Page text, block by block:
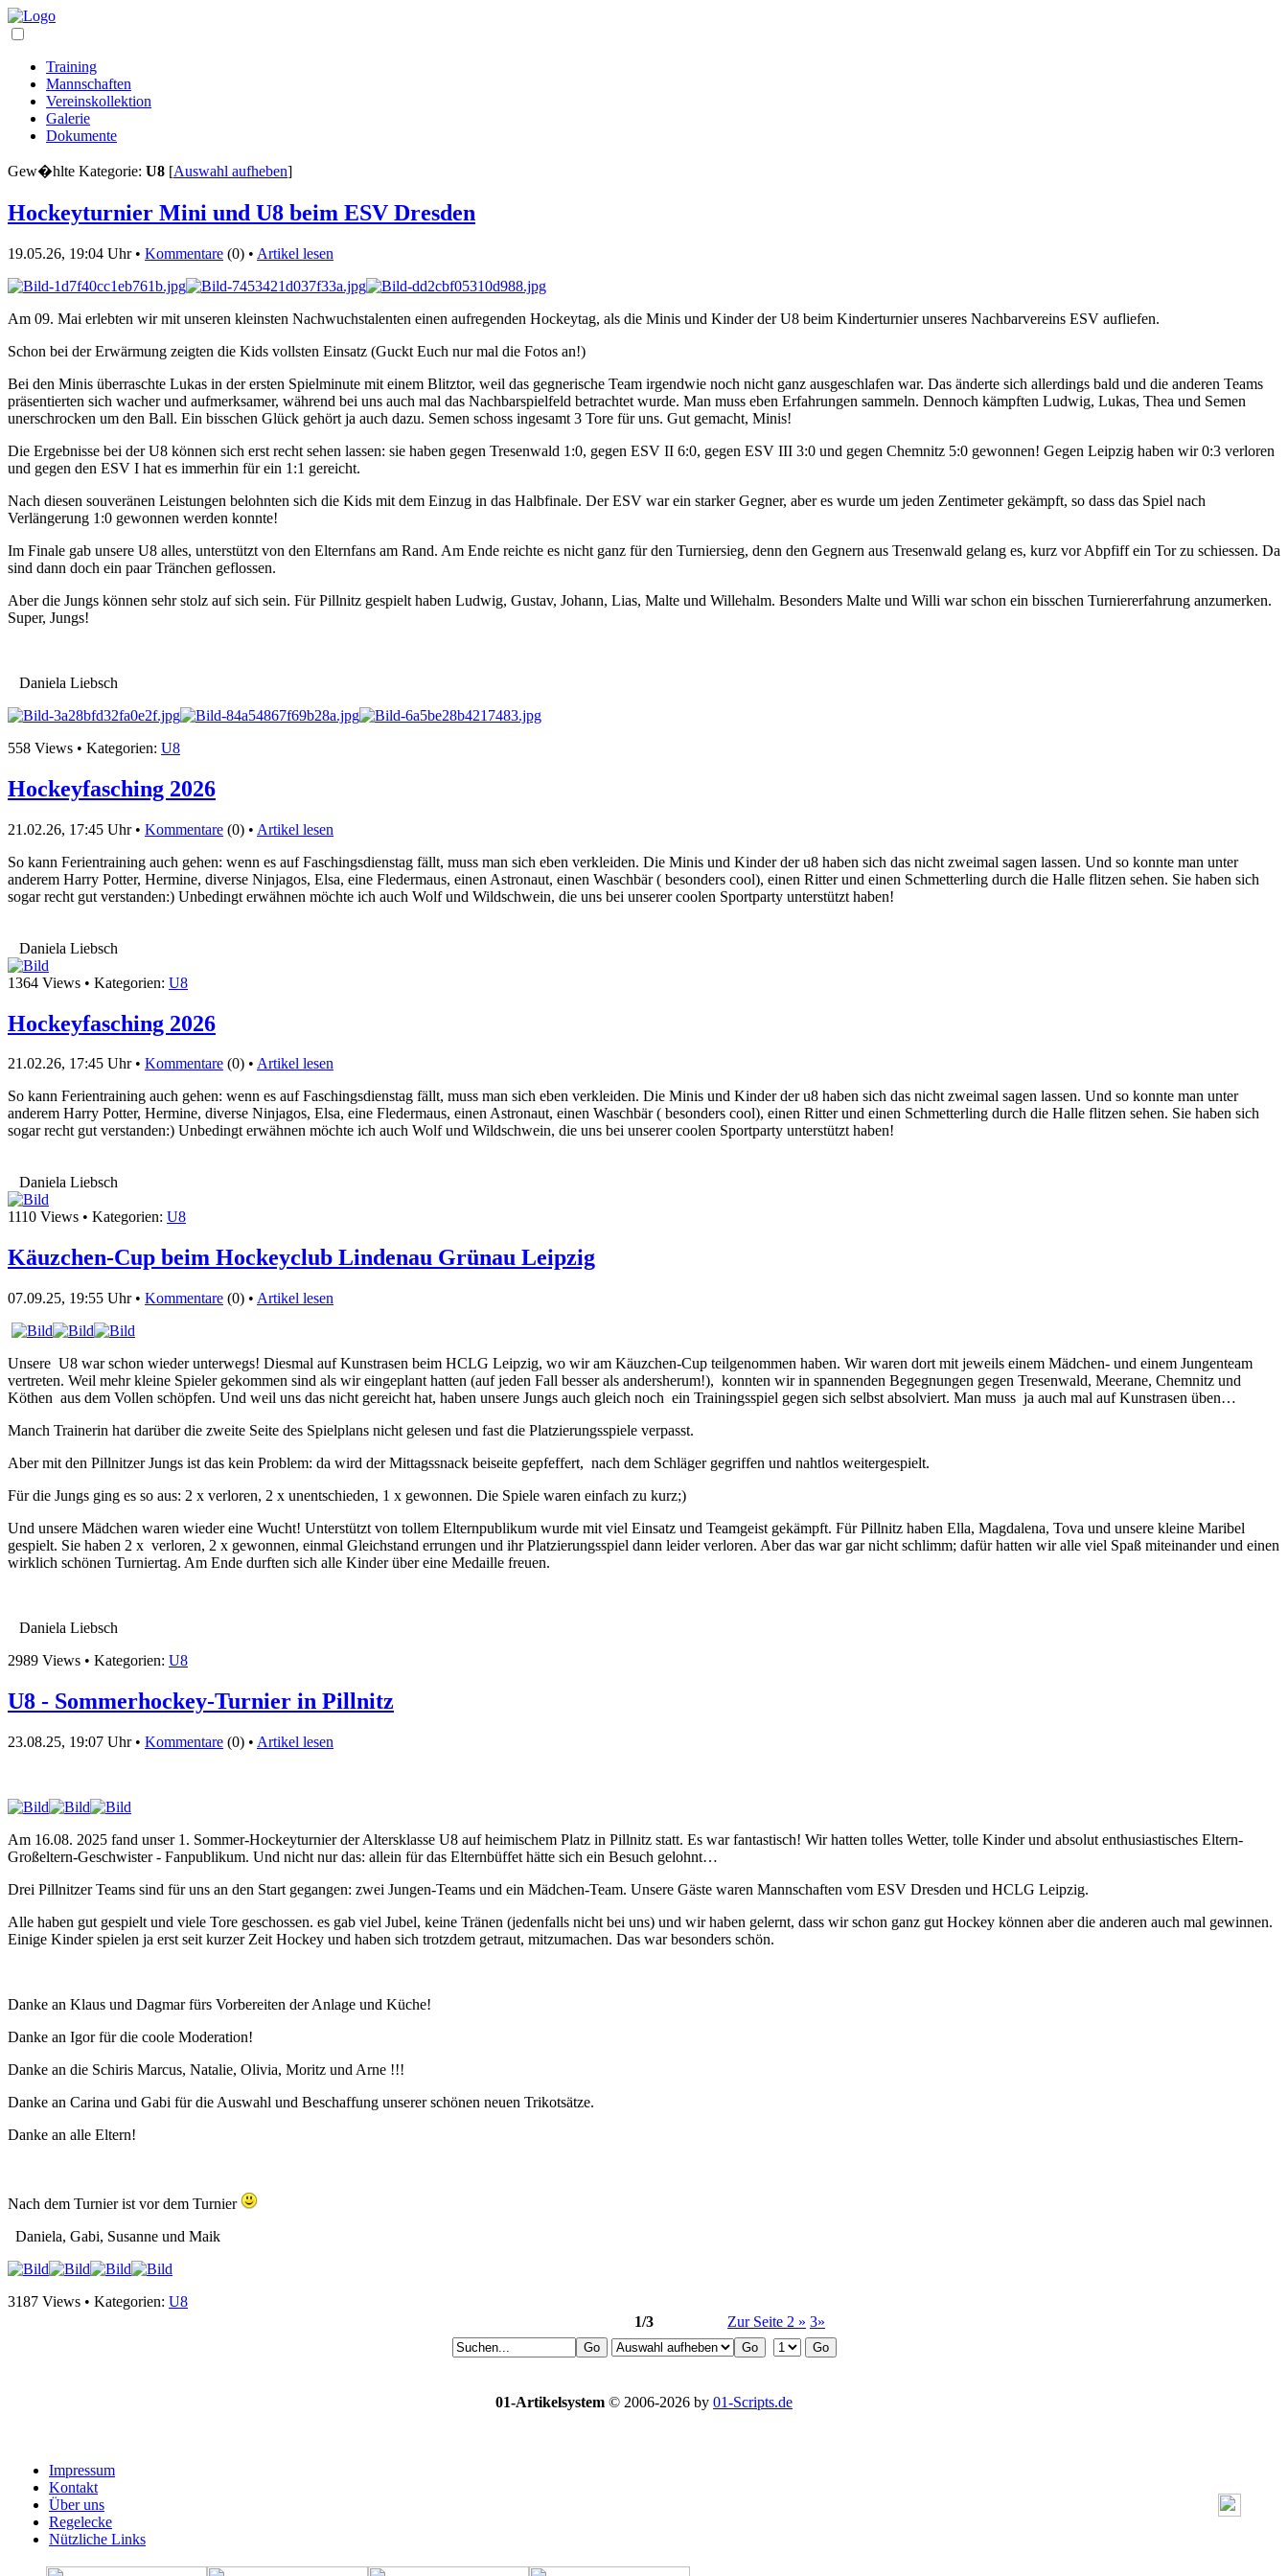
Training
Mannschaften
Vereinskollektion
Galerie
Dokumente
Gew�hlte Kategorie: U8 [Auswahl aufheben]
Hockeyturnier Mini und U8 beim ESV Dresden
19.05.26, 19:04 Uhr • Kommentare (0) • Artikel lesen
Am 09. Mai erlebten wir mit unseren kleinsten Nachwuchstalenten einen aufregenden Hockeytag, als die Minis und Kinder der U8 beim Kinderturnier unseres Nachbarvereins ESV aufliefen.
Schon bei der Erwärmung zeigten die Kids vollsten Einsatz (Guckt Euch nur mal die Fotos an!)
Bei den Minis überraschte Lukas in der ersten Spielminute mit einem Blitztor, weil das gegnerische Team irgendwie noch nicht ganz ausgeschlafen war. Das änderte sich allerdings bald und die anderen Teams
präsentierten sich wacher und aufmerksamer, während bei uns auch mal das Nachbarspielfeld betrachtet wurde. Man muss eben Erfahrungen sammeln. Dennoch kämpften Ludwig, Lukas, Thea und Semen
unerschrocken um den Ball. Ein bisschen Glück gehört ja auch dazu. Semen schoss ingesamt 3 Tore für uns. Gut gemacht, Minis!
Die Ergebnisse bei der U8 können sich erst recht sehen lassen: sie haben gegen Tresenwald 1:0, gegen ESV II 6:0, gegen ESV III 3:0 und gegen Chemnitz 5:0 gewonnen! Gegen Leipzig haben wir 0:3 verloren
und gegen den ESV I hat es immerhin für ein 1:1 gereicht.
Nach diesen souveränen Leistungen belohnten sich die Kids mit dem Einzug in das Halbfinale. Der ESV war ein starker Gegner, aber es wurde um jeden Zentimeter gekämpft, so dass das Spiel nach
Verlängerung 1:0 gewonnen werden konnte!
Im Finale gab unsere U8 alles, unterstützt von den Elternfans am Rand. Am Ende reichte es nicht ganz für den Turniersieg, denn den Gegnern aus Tresenwald gelang es, kurz vor Abpfiff ein Tor zu schiessen. Da
sind dann doch ein paar Tränchen geflossen.
Aber die Jungs können sehr stolz auf sich sein. Für Pillnitz gespielt haben Ludwig, Gustav, Johann, Lias, Malte und Willehalm. Besonders Malte und Willi war schon ein bisschen Turniererfahrung anzumerken.
Super, Jungs!
Daniela Liebsch
558 Views • Kategorien: U8
Hockeyfasching 2026
21.02.26, 17:45 Uhr • Kommentare (0) • Artikel lesen
So kann Ferientraining auch gehen: wenn es auf Faschingsdienstag fällt, muss man sich eben verkleiden. Die Minis und Kinder der u8 haben sich das nicht zweimal sagen lassen. Und so konnte man unter
anderem Harry Potter, Hermine, diverse Ninjagos, Elsa, eine Fledermaus, einen Astronaut, einen Waschbär ( besonders cool), einen Ritter und einen Schmetterling durch die Halle flitzen sehen. Sie haben sich
sogar recht gut verstanden:) Unbedingt erwähnen möchte ich auch Wolf und Wildschwein, die uns bei unserer coolen Sportparty unterstützt haben!
Daniela Liebsch
1364 Views • Kategorien: U8
Hockeyfasching 2026
21.02.26, 17:45 Uhr • Kommentare (0) • Artikel lesen
So kann Ferientraining auch gehen: wenn es auf Faschingsdienstag fällt, muss man sich eben verkleiden. Die Minis und Kinder der u8 haben sich das nicht zweimal sagen lassen. Und so konnte man unter
anderem Harry Potter, Hermine, diverse Ninjagos, Elsa, eine Fledermaus, einen Astronaut, einen Waschbär ( besonders cool), einen Ritter und einen Schmetterling durch die Halle flitzen sehen. Sie haben sich
sogar recht gut verstanden:) Unbedingt erwähnen möchte ich auch Wolf und Wildschwein, die uns bei unserer coolen Sportparty unterstützt haben!
Daniela Liebsch
1110 Views • Kategorien: U8
Käuzchen-Cup beim Hockeyclub Lindenau Grünau Leipzig
07.09.25, 19:55 Uhr • Kommentare (0) • Artikel lesen
Unsere U8 war schon wieder unterwegs! Diesmal auf Kunstrasen beim HCLG Leipzig, wo wir am Käuzchen-Cup teilgenommen haben. Wir waren dort mit jeweils einem Mädchen- und einem Jungenteam
vertreten. Weil mehr kleine Spieler gekommen sind als wir eingeplant hatten (auf jeden Fall besser als andersherum!), konnten wir in spannenden Begegnungen gegen Tresenwald, Meerane, Chemnitz und
Köthen aus dem Vollen schöpfen. Und weil uns das nicht gereicht hat, haben unsere Jungs auch gleich noch ein Trainingsspiel gegen sich selbst absolviert. Man muss ja auch mal auf Kunstrasen üben…
Manch Trainerin hat darüber die zweite Seite des Spielplans nicht gelesen und fast die Platzierungsspiele verpasst.
Aber mit den Pillnitzer Jungs ist das kein Problem: da wird der Mittagssnack beiseite gepfeffert, nach dem Schläger gegriffen und nahtlos weitergespielt.
Für die Jungs ging es so aus: 2 x verloren, 2 x unentschieden, 1 x gewonnen. Die Spiele waren einfach zu kurz;)
Und unsere Mädchen waren wieder eine Wucht! Unterstützt von tollem Elternpublikum wurde mit viel Einsatz und Teamgeist gekämpft. Für Pillnitz haben Ella, Magdalena, Tova und unsere kleine Maribel
gespielt. Sie haben 2 x verloren, 2 x gewonnen, einmal Gleichstand errungen und ihr Platzierungsspiel dann leider verloren. Aber das war gar nicht schlimm; dafür hatten wir alle viel Spaß miteinander und einen
wirklich schönen Turniertag. Am Ende durften sich alle Kinder über eine Medaille freuen.
Daniela Liebsch
2989 Views • Kategorien: U8
U8 - Sommerhockey-Turnier in Pillnitz
23.08.25, 19:07 Uhr • Kommentare (0) • Artikel lesen
Am 16.08. 2025 fand unser 1. Sommer-Hockeyturnier der Altersklasse U8 auf heimischem Platz in Pillnitz statt. Es war fantastisch! Wir hatten tolles Wetter, tolle Kinder und absolut enthusiastisches Eltern-
Großeltern-Geschwister - Fanpublikum. Und nicht nur das: allein für das Elternbüffet hätte sich ein Besuch gelohnt…
Drei Pillnitzer Teams sind für uns an den Start gegangen: zwei Jungen-Teams und ein Mädchen-Team. Unsere Gäste waren Mannschaften vom ESV Dresden und HCLG Leipzig.
Alle haben gut gespielt und viele Tore geschossen. es gab viel Jubel, keine Tränen (jedenfalls nicht bei uns) und wir haben gelernt, dass wir schon ganz gut Hockey können aber die anderen auch mal gewinnen.
Einige Kinder spielen ja erst seit kurzer Zeit Hockey und haben sich trotzdem getraut, mitzumachen. Das war besonders schön.
Danke an Klaus und Dagmar fürs Vorbereiten der Anlage und Küche!
Danke an Igor für die coole Moderation!
Danke an die Schiris Marcus, Natalie, Olivia, Moritz und Arne !!!
Danke an Carina und Gabi für die Auswahl und Beschaffung unserer schönen neuen Trikotsätze.
Danke an alle Eltern!
Nach dem Turnier ist vor dem Turnier
Daniela, Gabi, Susanne und Maik
3187 Views • Kategorien: U8
1/3
Zur Seite 2 » 3»
01-Artikelsystem © 2006-2026 by 01-Scripts.de
Impressum
Kontakt
Über uns
Regelecke
Nützliche Links